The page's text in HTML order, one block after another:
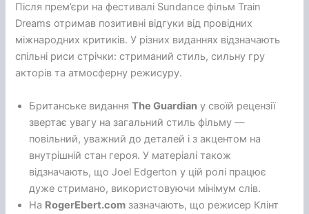
Після прем’єри на фестивалі Sundance фільм Train
Dreams отримав позитивні відгуки від провідних
міжнародних критиків. У різних виданнях відзначають
спільні риси стрічки: стриманий стиль, сильну гру
акторів та атмосферну режисуру.
Британське виданняThe Guardian у своїй рецензії
звертає увагу на загальний стиль фільму —
повільний, уважний до деталей і з акцентом на
внутрішній стан героя. У матеріалі також
відзначають, що Joel Edgerton у цій ролі працює
дуже стримано, використовуючи мінімум слів.
На RogerEbert.com зазначають, що режисер Клінт